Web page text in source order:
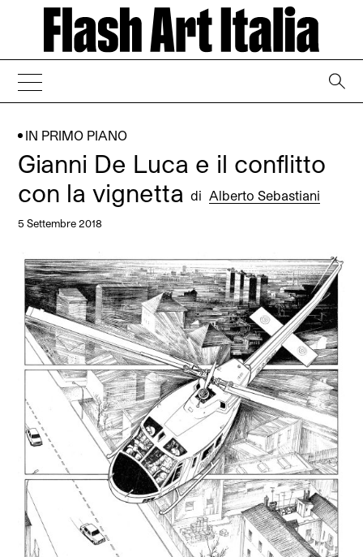
IN PRIMO PIANO
Gianni De Luca e il conflitto
con la vignettadi Alberto Sebastiani
5 Settembre 2018